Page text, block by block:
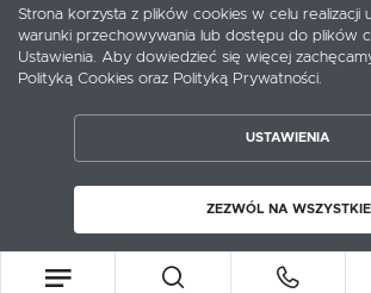
Strona korzysta z plików cookies w celu realizacji
warunki przechowywania lub dostępu do plików
Ustawienia. Aby dowiedzieć się więcej
Polityką Cookies oraz Polityką Prywatności.
USTAWIENIA
ZEZWÓL NA WSZYSTKIE